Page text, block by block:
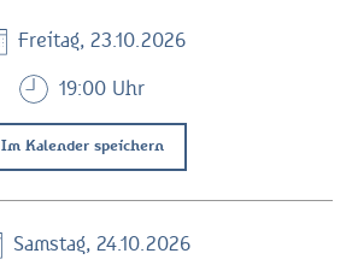
Freitag, 23.10.2026
19:00 Uhr
Im Kalender speichern
Samstag, 24.10.2026